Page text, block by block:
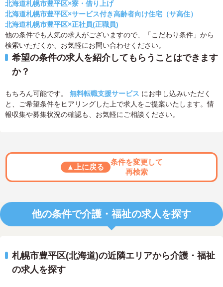
北海道札幌市豊平区×寮・借り上げ
北海道札幌市豊平区×サービス付き高齢者向け住宅（サ高住）
北海道札幌市豊平区×正社員(正職員)
他の条件でも人気の求人がございますので、「こだわり条件」から
検索いただくか、お気軽にお問い合わせください。
希望の条件の求人を紹介してもらうことはできます
か？
もちろん可能です。 無料転職支援サービス にお申し込みいただく
と、ご希望条件をヒアリングした上で求人をご提案いたします。情
報収集や募集状況の確認も、お気軽にご相談ください。
▲上に戻る
条件を変更して
再検索
他の条件で介護・福祉の求人を探す
札幌市豊平区(北海道)の近隣エリアから介護・福祉
の求人を探す